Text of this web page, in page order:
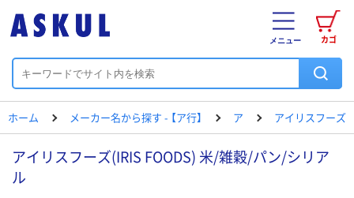
カゴ
メニュー
ホーム メーカー名から探す - 【ア行】 ア アイリスフーズ
アイリスフーズ(IRIS FOODS) 米/雑穀/パン/シリア
ル